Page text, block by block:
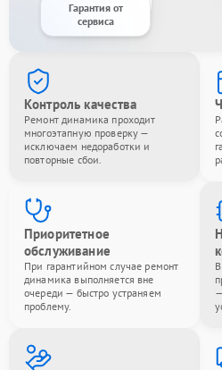
Гарантия от
сервиса
Контроль качества
Ремонт динамика проходит
многоэтапную проверку —
исключаем недоработки и
повторные сбои.
Приоритетное
обслуживание
При гарантийном случае ремонт
динамика выполняется вне
очереди — быстро устраняем
проблему.